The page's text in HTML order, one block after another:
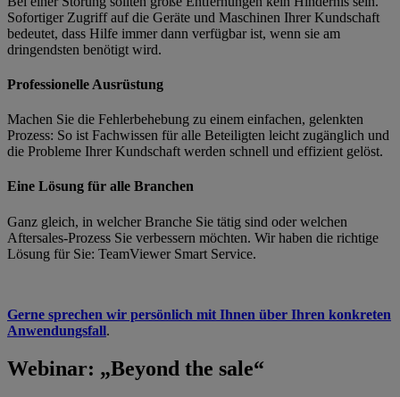
Sofortiger Zugriff auf die Geräte und Maschinen Ihrer Kundschaft
bedeutet, dass Hilfe immer dann verfügbar ist, wenn sie am
dringendsten benötigt wird.
Professionelle Ausrüstung
Machen Sie die Fehlerbehebung zu einem einfachen, gelenkten
Prozess: So ist Fachwissen für alle Beteiligten leicht zugänglich und
die Probleme Ihrer Kundschaft werden schnell und effizient gelöst.
Eine Lösung für alle Branchen
Ganz gleich, in welcher Branche Sie tätig sind oder welchen
Aftersales-Prozess Sie verbessern möchten. Wir haben die richtige
Lösung für Sie: TeamViewer Smart Service.
Gerne sprechen wir persönlich mit Ihnen über Ihren konkreten
Anwendungsfall.
Webinar: „Beyond the sale“